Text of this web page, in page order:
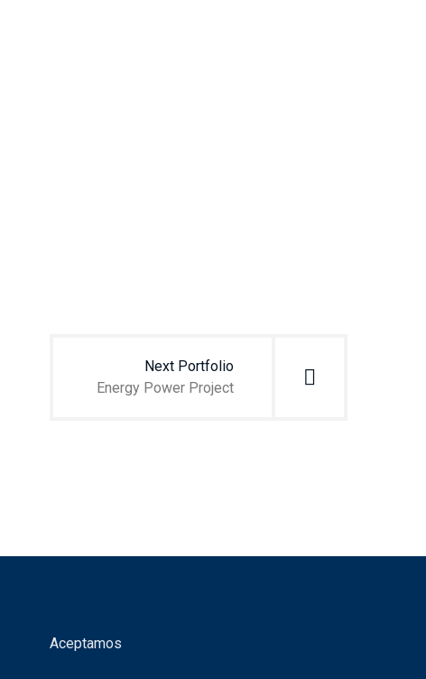
Next Portfolio
Energy Power Project
Aceptamos